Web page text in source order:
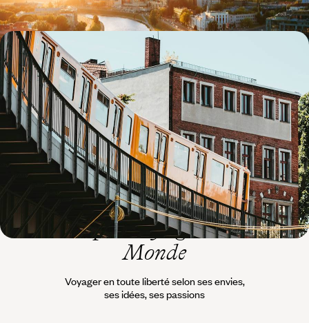
De Berlin à Tallinn - Allemagne, Pologne et Pays
baltes sur rails
Se laisser bercer par le train de capitale en capitale, à la rencontre
conjointe de la vieille et de la nouvelle Europe
12 jours, de 5900 à 7900 $ CA
L’espritVoyageurs du
Monde
Voyager en toute liberté selon ses envies,
ses idées, ses passions